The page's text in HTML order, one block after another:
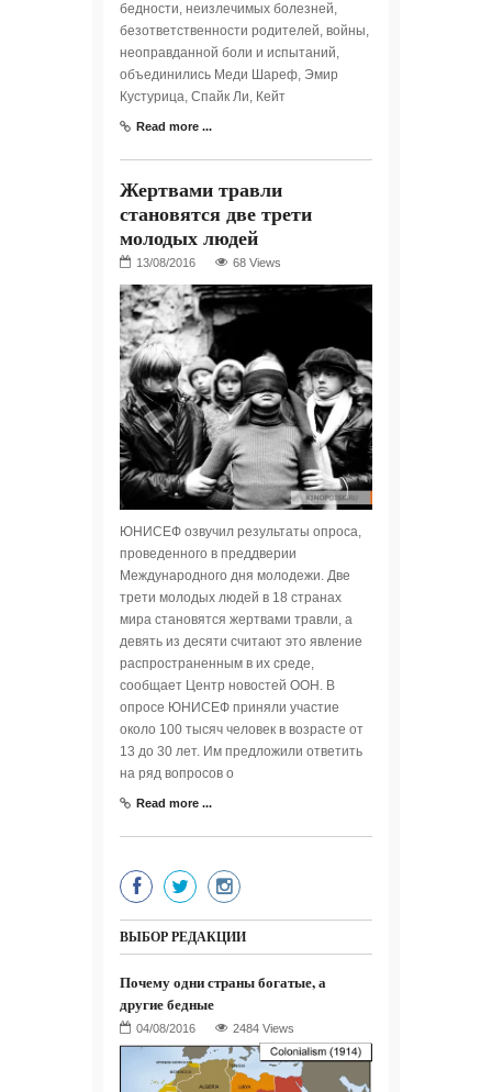
бедности, неизлечимых болезней,
безответственности родителей, войны,
неоправданной боли и испытаний,
объединились Меди Шареф, Эмир
Кустурица, Спайк Ли, Кейт
Read more ...
Жертвами травли
становятся две трети
молодых людей
68 Views
ЮНИСЕФ озвучил результаты опроса,
проведенного в преддверии
Международного дня молодежи. Две
трети молодых людей в 18 странах
мира становятся жертвами травли, а
девять из десяти считают это явление
распространенным в их среде,
сообщает Центр новостей ООН. В
опросе ЮНИСЕФ приняли участие
около 100 тысяч человек в возрасте от
13 до 30 лет. Им предложили ответить
на ряд вопросов о
Read more ...
ВЫБОР РЕДАКЦИИ
Почему одни страны богатые, а
другие бедные
2484 Views